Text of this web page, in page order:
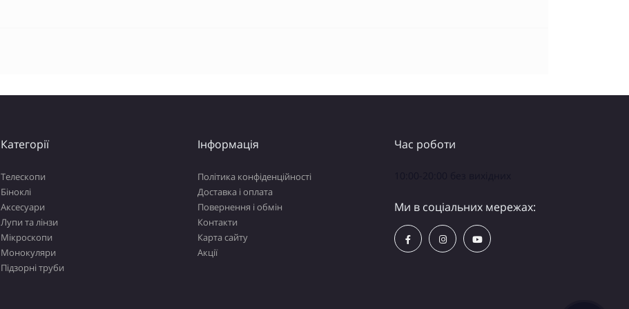
Категорії
Телескопи
Біноклі
Аксесуари
Лупи та лінзи
Мікроскопи
Монокуляри
Підзорні труби
Інформація
Політика конфіденційності
Доставка і оплата
Повернення і обмін
Контакти
Карта сайту
Акції
Час роботи
Ми в соціальних мережах: